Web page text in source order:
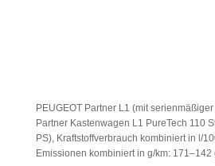
PEUGEOT Partner L1 (mit
Partner Kastenwagen L1 PureTech 110
PS), Kraftstoffverbrauch kombiniert in l/
Emissionen kombiniert in g/km: 171–142